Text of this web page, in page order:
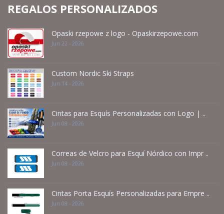
REGALOS PERSONALIZADOS
Opaski rzepowe z logo - Opaskirzepowe.com
Jun 22 - 2026
Custom Nordic Ski Straps
Jun 14 - 2026
Cintas para Esquís Personalizadas con Logo | ..
Jun 08 - 2026
Correas de Velcro para Esquí Nórdico con Impr ..
Jun 08 - 2026
Cintas Porta Esquís Personalizadas para Empre ..
Jun 08 - 2026